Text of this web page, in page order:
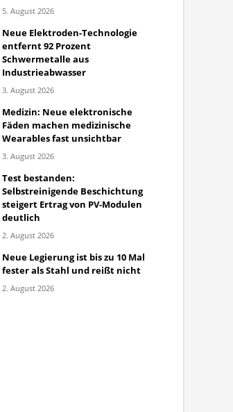
5. August 2026
Neue Elektroden-Technologie
entfernt 92 Prozent
Schwermetalle aus
Industrieabwasser
3. August 2026
Medizin: Neue elektronische
Fäden machen medizinische
Wearables fast unsichtbar
3. August 2026
Test bestanden:
Selbstreinigende Beschichtung
steigert Ertrag von PV-Modulen
deutlich
2. August 2026
Neue Legierung ist bis zu 10 Mal
fester als Stahl und reißt nicht
2. August 2026